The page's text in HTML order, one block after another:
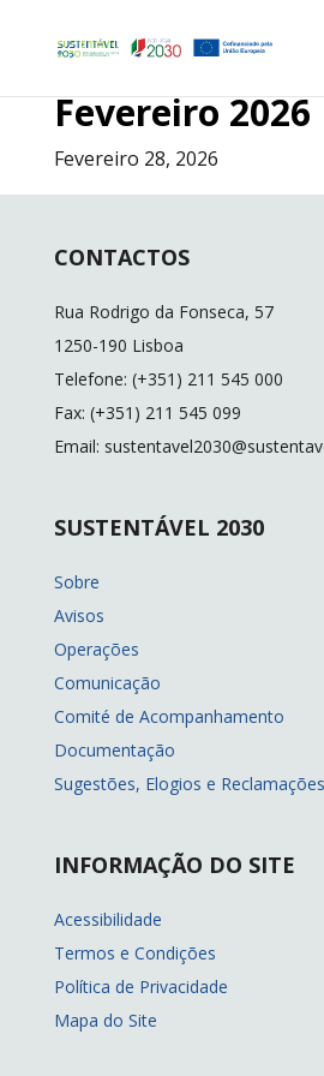
Fevereiro 2026
Fevereiro 28, 2026
CONTACTOS
Rua Rodrigo da Fonseca, 57
1250-190 Lisboa
Telefone: (+351) 211 545 000
Fax: (+351) 211 545 099
Email:
SUSTENTÁVEL 2030
Sobre
Avisos
Operações
Comunicação
Comité de Acompanhamento
Documentação
Sugestões, Elogios e Reclamações
INFORMAÇÃO DO SITE
Acessibilidade
Termos e Condições
Política de Privacidade
Mapa do Site